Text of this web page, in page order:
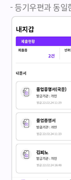
- 등기우편과 동일